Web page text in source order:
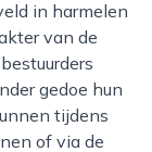
van de
gedoe hun
tijdens
of via de